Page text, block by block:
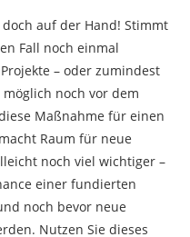
doch auf der Hand! Stimmt
Fall noch einmal
– oder zumindest
noch vor dem
Maßnahme für einen
Raum für neue
noch viel wichtiger –
einer fundierten
noch bevor neue
Nutzen Sie dieses